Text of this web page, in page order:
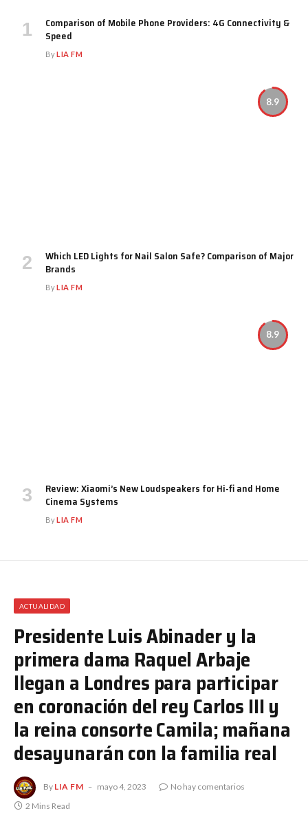
Comparison of Mobile Phone Providers: 4G Connectivity &
Speed
ByLIA FM
8.9
Which LED Lights for Nail Salon Safe? Comparison of Major
Brands
ByLIA FM
8.9
Review: Xiaomi’s New Loudspeakers for Hi-fi and Home
Cinema Systems
ByLIA FM
ACTUALIDAD
Presidente Luis Abinader y la
primera dama Raquel Arbaje
llegan a Londres para participar
en coronación del rey Carlos III y
la reina consorte Camila; mañana
desayunarán con la familia real
By LIA FM mayo 4, 2023
No hay comentarios
2 Mins Read